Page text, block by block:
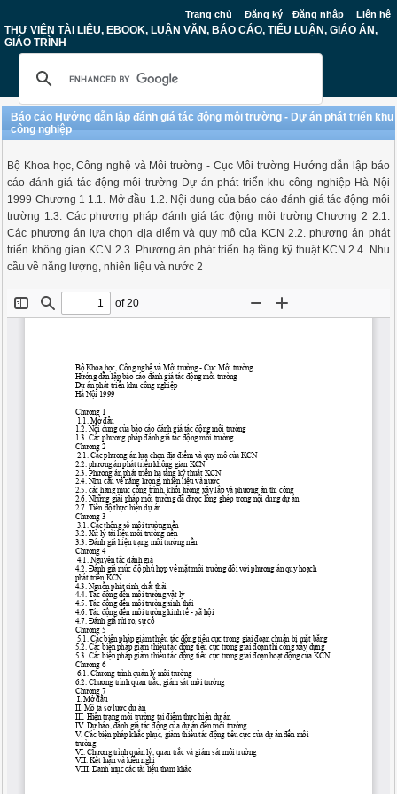
Trang chủ Đăng ký Đăng nhập Liên hệ
THƯ VIỆN TÀI LIỆU, EBOOK, LUẬN VĂN, BÁO CÁO, TIỂU LUẬN, GIÁO ÁN,
GIÁO TRÌNH
Báo cáo Hướng dẫn lập đánh giá tác động môi trường - Dự án phát triển khu
công nghiệp
Bộ Khoa học, Công nghệ và Môi trường - Cục Môi trường Hướng dẫn lập báo
cáo đánh giá tác động môi trường Dự án phát triển khu công nghiệp Hà Nội
1999 Chương 1 1.1. Mở đầu 1.2. Nội dung của báo cáo đánh giá tác động môi
trường 1.3. Các phương pháp đánh giá tác động môi trường Chương 2 2.1.
Các phương án lựa chọn địa điểm và quy mô của KCN 2.2. phương án phát
triển không gian KCN 2.3. Phương án phát triển hạ tầng kỹ thuật KCN 2.4. Nhu
cầu về năng lượng, nhiên liệu và nước 2